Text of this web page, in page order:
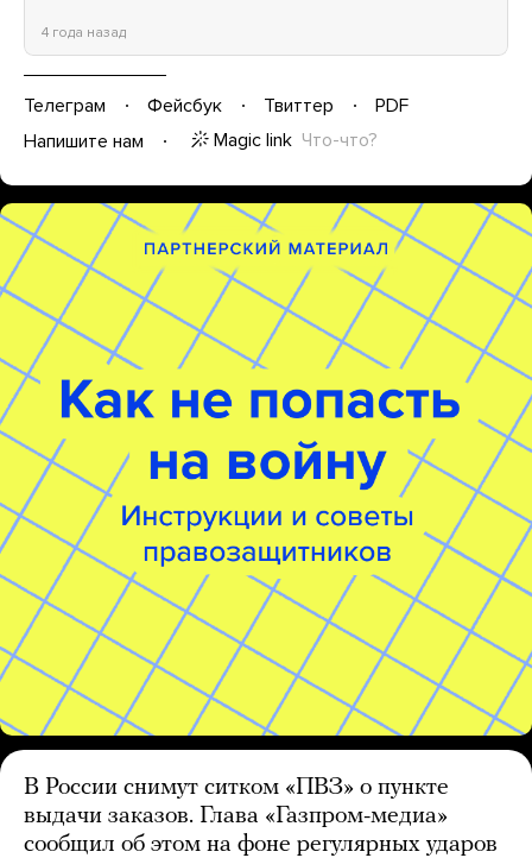
4 года назад
Телеграм Фейсбук Твиттер
PDF
Напишите нам
Magic link Что-что?
В России снимут ситком «ПВЗ» о пункте
выдачи заказов. Глава «Газпром-медиа»
сообщил об этом на фоне регулярных ударов